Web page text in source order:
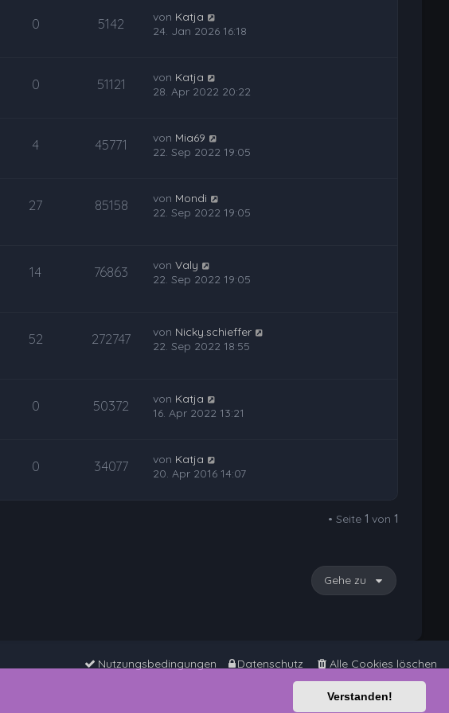
Verstanden!
0 5142 von Katja
24. Jan 2026 16:18
0 51121 von Katja
28. Apr 2022 20:22
4 45771 von Mia69
22. Sep 2022 19:05
27 85158 von Mondi
22. Sep 2022 19:05
14 76863 vonValy
22. Sep 2022 19:05
52 272747 von Nicky.schieffer
22. Sep 2022 18:55
0 50372 von Katja
16. Apr 2022 13:21
0 34077 von Katja
20. Apr 2016 14:07
• Seite1 von1
Gehe zu
Alle Cookies löschen
Datenschutz
Nutzungsbedingungen